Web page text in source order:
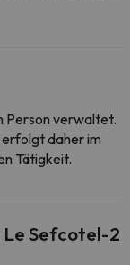
Person verwaltet.
daher im
Tätigkeit.
Sefcotel-2